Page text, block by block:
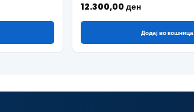
12.300,00 ден
Додај во кошница